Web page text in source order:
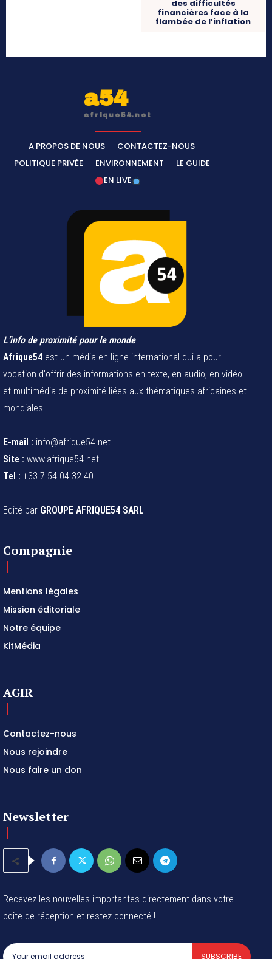
des difficultés
financières face à la
flambée de l’inflation
a54
afrique54.net
A PROPOS DE NOUS
CONTACTEZ-NOUS
POLITIQUE PRIVÉE
ENVIRONNEMENT
LE GUIDE
EN LIVE
L’info de proximité pour le monde
Afrique54 est un média en ligne international qui a pour
vocation d'offrir des informations en texte, en audio, en vidéo
et multimédia de proximité liées aux thématiques africaines et
mondiales.
E-mail : info@afrique54.net
Site : www.afrique54.net
Tel : +33 7 54 04 32 40
Edité par GROUPE AFRIQUE54 SARL
Compagnie
Mentions légales
Mission éditoriale
Notre équipe
KitMédia
AGIR
Contactez-nous
Nous rejoindre
Nous faire un don
Newsletter
Recevez les nouvelles importantes directement dans votre
boîte de réception et restez connecté !
SUBSCRIBE